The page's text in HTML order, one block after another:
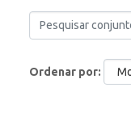
Ordenar por